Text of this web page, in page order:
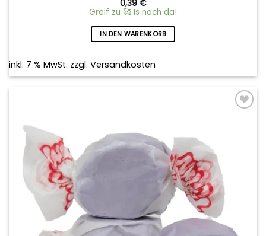
0,39 €
Greif zu 🥰 Is noch da!
IN DEN WARENKORB
inkl. 7 % MwSt. zzgl. Versandkosten